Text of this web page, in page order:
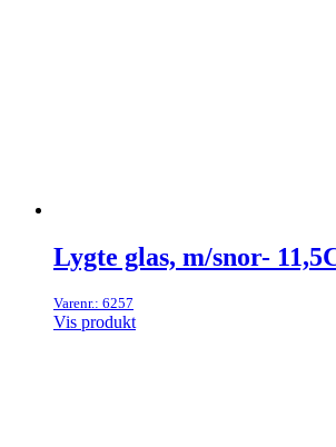
Lygte glas, m/snor-
Varenr.: 6257
Vis produkt